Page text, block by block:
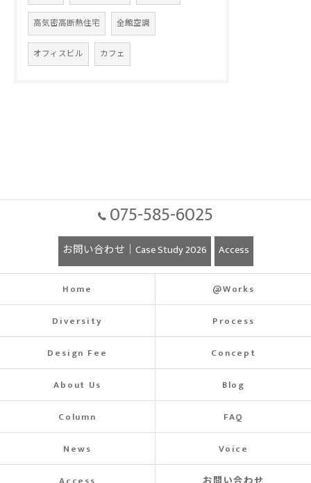
高気密高断熱住宅 全館空調
オフィスビル カフェ
075-585-6025
お問い合わせ｜Case Study 2026 Access
Home @Works
Diversity Process
Design Fee Concept
About Us Blog
Column FAQ
News Voice